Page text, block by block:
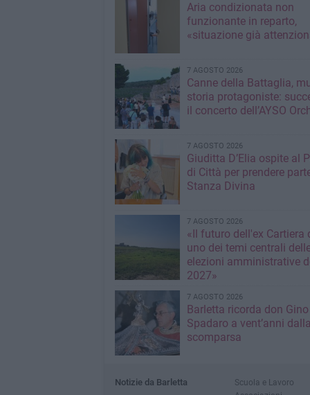
Aria condizionata non
funzionante in reparto,
«situazione già
7 AGOSTO 2026
Canne della Battaglia,
storia protagoniste:
il concerto dell’AYSO
7 AGOSTO 2026
Giuditta D’Elia ospite al
di Città per prendere
Stanza Divina
7 AGOSTO 2026
«Il futuro dell'ex Cartiera
uno dei temi centrali
elezioni amministrative
2027»
7 AGOSTO 2026
Barletta ricorda don Gino
Spadaro a vent’anni dalla
scomparsa
Notizie da Barletta
Scuola e Lavoro